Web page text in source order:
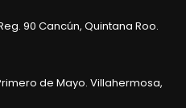
90 Cancún, Quintana Roo.
de Mayo. Villahermosa,